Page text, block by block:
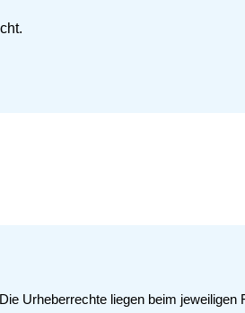
Urheberrechte liegen beim jeweiligen